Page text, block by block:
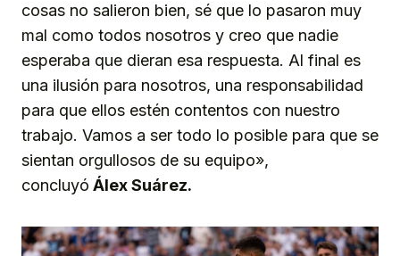
cosas no salieron bien, sé que lo pasaron muy
mal como todos nosotros y creo que nadie
esperaba que dieran esa respuesta. Al final es
una ilusión para nosotros, una responsabilidad
para que ellos estén contentos con nuestro
trabajo. Vamos a ser todo lo posible para que se
sientan orgullosos de su equipo»,
concluyó Álex Suárez.